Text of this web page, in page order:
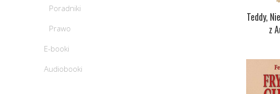
Teddy,
z
Poradniki
Prawo
E-booki
Audiobooki